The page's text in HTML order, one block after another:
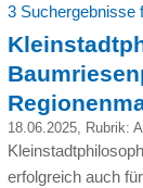
3 Suchergebnisse
18.06.2025, Rubrik:
erfolgreich auch